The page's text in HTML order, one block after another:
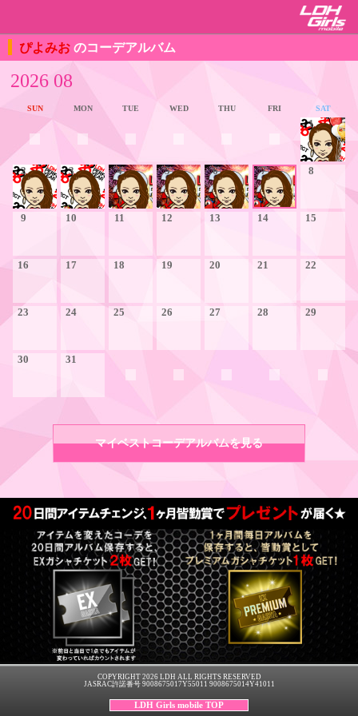
ぴよみお のコーデアルバム
2026 08
SUN MON TUE WED THU FRI SAT
1
2 3 4 5 6 7 8
9 10 11 12 13 14 15
16 17 18 19 20 21 22
23 24 25 26 27 28 29
30 31
マイベストコーデアルバムを見る
COPYRIGHT 2026 LDH ALL RIGHTS RESERVED
JASRAC許諾番号 9008675017Y55011 9008675014Y41011
LDH Girls mobile TOP